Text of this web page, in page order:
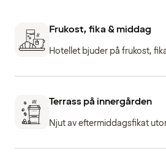
Frukost, fika & middag
Hotellet bjuder på frukost,
Terrass på innergården
Njut av eftermiddagsfikat